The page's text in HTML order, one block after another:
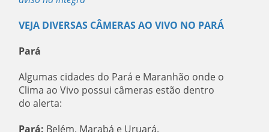
VEJA DIVERSAS CÂMERAS AO VIVO NO PARÁ
Pará
Algumas cidades do Pará e Maranhão onde o
Clima ao Vivo possui câmeras estão dentro
do alerta:
Pará: Belém, Marabá e Uruará.